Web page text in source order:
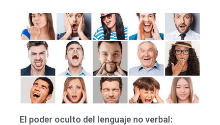
El poder oculto del lenguaje no verbal: